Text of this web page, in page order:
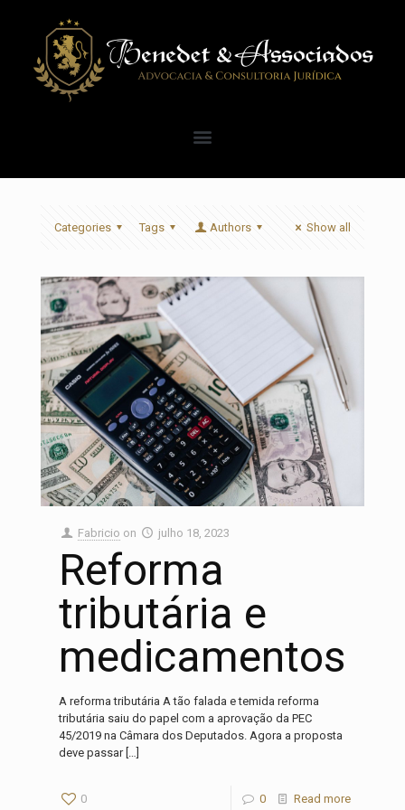
Categories Tags Authors Show all
Fabricio on julho 18, 2023
Reforma
tributária e
medicamentos
A reforma tributária A tão falada e temida reforma
tributária saiu do papel com a aprovação da PEC
45/2019 na Câmara dos Deputados. Agora a proposta
deve passar[…]
0 0 Read more